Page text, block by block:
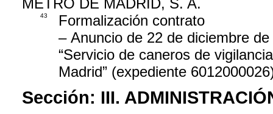
METRO DE MADRID, S. A.
43
Formalización contrato
– Anuncio de 22 de diciembre
“Servicio de caneros de
Madrid” (expediente
Sección: III.